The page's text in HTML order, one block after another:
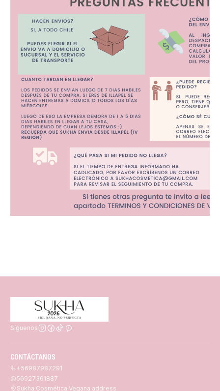
Síguenos
CONTÁCTANOS
+56987987291
56927361887
Sukha Cosmética Vegana address